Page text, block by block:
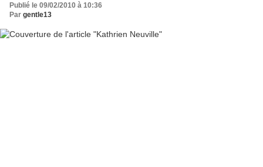
Publié le 09/02/2010 à 10:36
Par gentle13